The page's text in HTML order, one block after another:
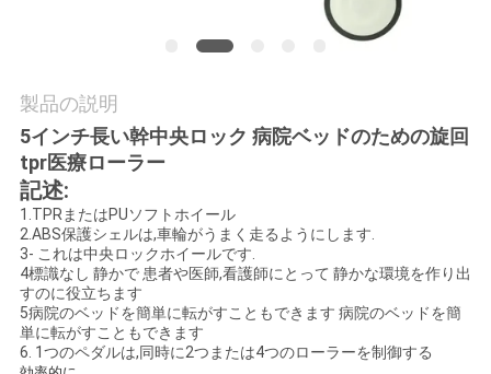
私
達
に
連
絡
し
製品の説明
5インチ長い幹中央ロック 病院ベッドのための旋回
tpr医療ローラー
記述:
1.TPRまたはPUソフトホイール
2.ABS保護シェルは,車輪がうまく走るようにします.
3- これは中央ロックホイールです.
4標識なし 静かで 患者や医師,看護師にとって 静かな環境を作り出
すのに役立ちます
5病院のベッドを簡単に転がすこともできます 病院のベッドを簡
単に転がすこともできます
6. 1つのペダルは,同時に2つまたは4つのローラーを制御する